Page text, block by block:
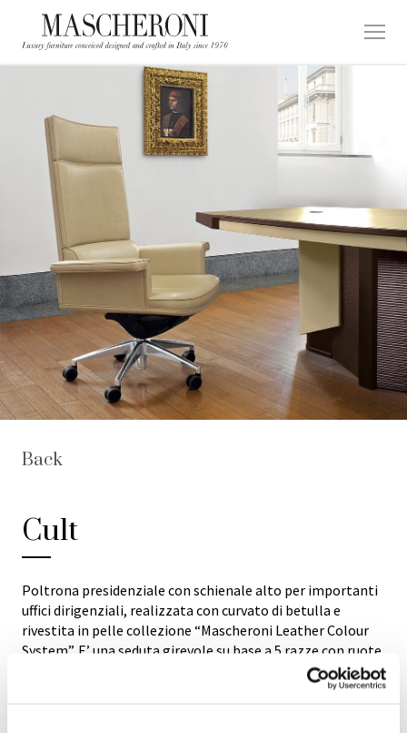
Back
Cult
Poltrona presidenziale con schienale alto per importanti
uffici dirigenziali, realizzata con curvato di betulla e
rivestita in pelle collezione “Mascheroni Leather Colour
System”. E’ una seduta girevole su base a 5 razze con ruote
ad alta resistenza. Dotata di meccanismo “Syncron” e
regolazione in altezza. La gamma si completa con la